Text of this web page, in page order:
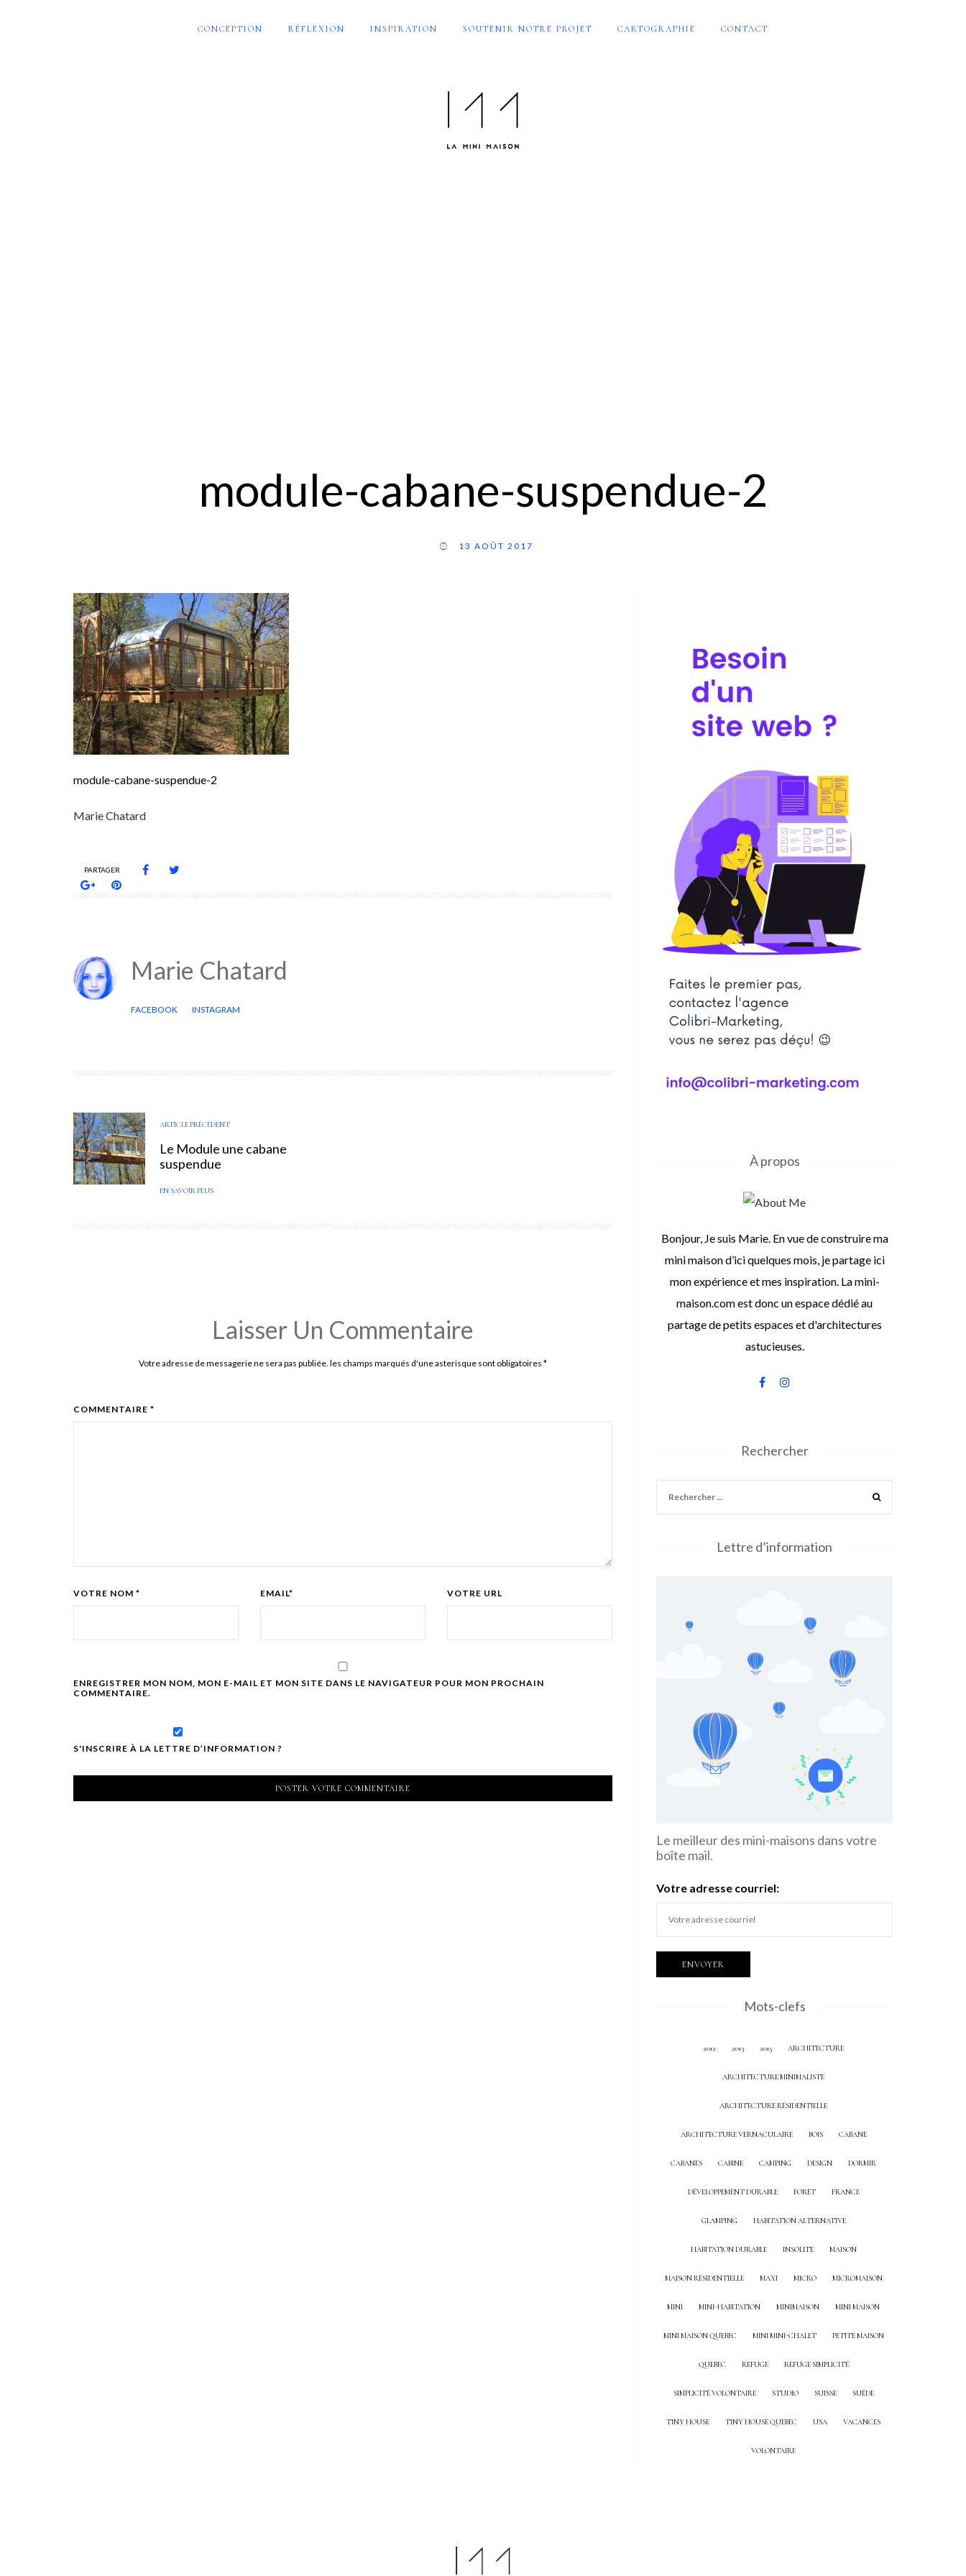
CONCEPTION RÉFLEXION INSPIRATION SOUTENIR NOTRE PROJET CARTOGRAPHIE CONTACT
module-cabane-suspendue-2
13 AOÛT 2017
module-cabane-suspendue-2
Marie Chatard
PARTAGER
Marie Chatard
FACEBOOK INSTAGRAM
ARTICLE PRÉCÉDENT
Le Module une cabane
suspendue
EN SAVOIR PLUS
Laisser Un Commentaire
Votre adresse de messagerie ne sera pas publiée. les champs marqués d'une asterisque sont obligatoires *
COMMENTAIRE *
VOTRE NOM * EMAIL* VOTRE URL
ENREGISTRER MON NOM, MON E-MAIL ET MON SITE DANS LE NAVIGATEUR POUR MON PROCHAIN
COMMENTAIRE.
S'INSCRIRE À LA LETTRE D’INFORMATION ?
À propos
Bonjour, Je suis Marie. En vue de construire ma
mini maison d’ici quelques mois, je partage ici
mon expérience et mes inspiration. La mini-
maison.com est donc un espace dédié au
partage de petits espaces et d'architectures
astucieuses.
Rechercher
Lettre d’information
Le meilleur des mini-maisons dans votre
boîte mail.
Votre adresse courriel:
Mots-clefs
2012 2013 2015 ARCHITECTURE
ARCHITECTURE MINIMALISTE
ARCHITECTURE RÉSIDENTIELLE
ARCHITECTURE VERNACULAIRE BOIS CABANE
CABANES CABINE CAMPING DESIGN DORMIR
DÉVELOPPEMENT DURABLE FORÊT FRANCE
GLAMPING HABITATION ALTERNATIVE
HABITATION DURABLE INSOLITE MAISON
MAISON RÉSIDENTIELLE MAXI MICRO MICROMAISON
MINI MINI-HABITATION MINIMAISON MINI MAISON
MINI MAISON QUEBEC MINI MINI-CHALET PETITE MAISON
QUEBEC REFUGE REFUGE SIMPLICITÉ
SIMPLICITÉ VOLONTAIRE STUDIO SUISSE SUÈDE
TINY HOUSE TINY HOUSE QUEBEC USA VACANCES
VOLONTAIRE